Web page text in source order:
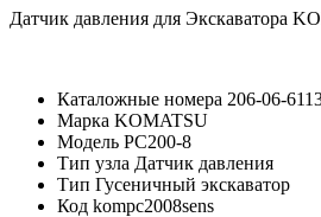
Датчик давления для Экскаватора
Каталожные номера 206-06-
Марка KOMATSU
Модель PC200-8
Тип узла Датчик давления
Тип Гусеничный экскаватор
Код kompc2008sens